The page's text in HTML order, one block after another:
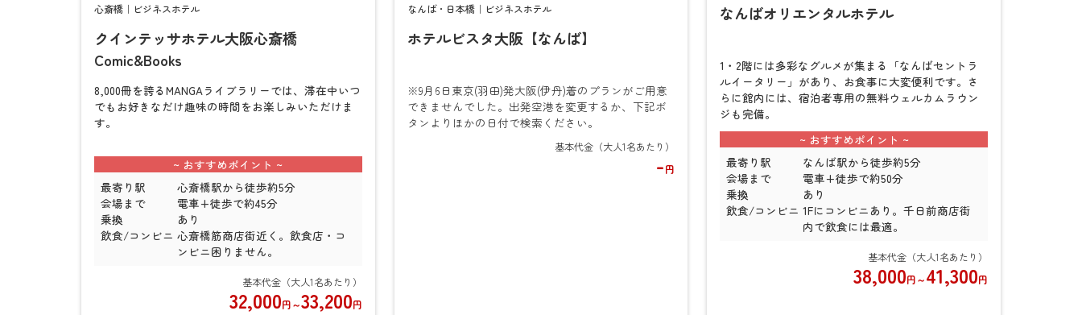
心斎橋｜ビジネスホテル
クインテッサホテル大阪心斎橋
Comic&Books
32,000円～33,200円
8,000冊を誇るMANGAライブラリーでは、滞在中いつ
でもお好きなだけ趣味の時間をお楽しみいただけま
す。
最寄り駅
心斎橋駅から徒歩約5分
会場まで
電車+徒歩で約45分
乗換
あり
飲食/コンビニ 心斎橋筋商店街近く。飲食店・コ
ンビニ困りません。
なんば・日本橋｜ビジネスホテル
ホテルビスタ大阪【なんば】
-円
※9月6日東京(羽田)発大阪(伊丹)着のプランがご用意
できませんでした。出発空港を変更するか、下記ボ
タンよりほかの日付で検索ください。
なんばオリエンタルホテル
38,000円～41,300円
1・2階には多彩なグルメが集まる「なんばセントラ
ルイータリー」があり、お食事に大変便利です。さ
らに館内には、宿泊者専用の無料ウェルカムラウン
ジも完備。
最寄り駅
なんば駅から徒歩約5分
会場まで
電車+徒歩で約50分
乗換
あり
飲食/コンビニ 1Fにコンビニあり。千日前商店街
内で飲食には最適。